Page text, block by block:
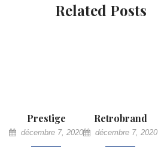
Related Posts
Prestige
décembre 7, 2020
Retrobrand
décembre 7, 2020